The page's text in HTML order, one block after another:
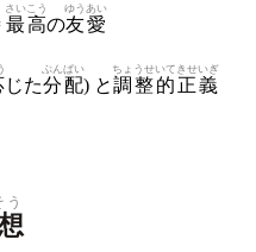
最高
さいこう
の友愛
ゆうあい
じた分配
ぶんぱい
) と調整的正義
ちょうせいてきせいぎ
う